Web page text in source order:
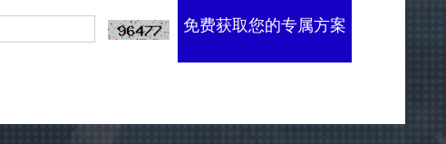
免费获取您的专属方案